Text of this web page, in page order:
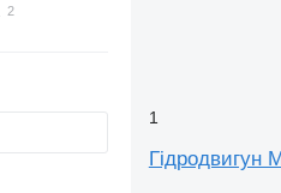
1
Гідродвигун